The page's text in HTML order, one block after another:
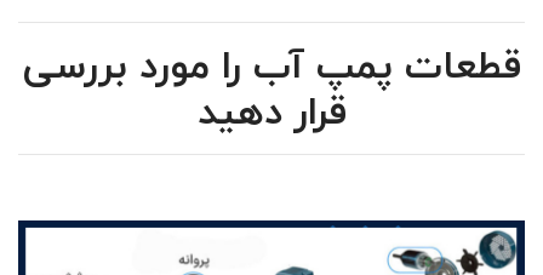
قطعات پمپ آب را مورد بررسی
قرار دهید